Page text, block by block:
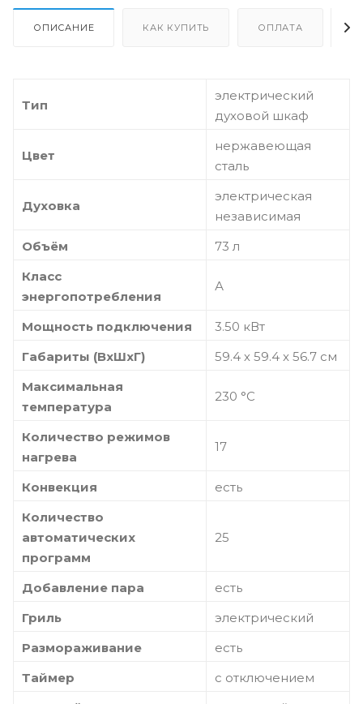
ОПИСАНИЕ КАК КУПИТЬ ОПЛАТА
Тип
электрический
духовой шкаф
Цвет
нержавеющая
сталь
Духовка
электрическая
независимая
Объём
73 л
Класс
энергопотребления
А
Мощность подключения
3.50 кВт
Габариты (ВхШхГ)
59.4 х 59.4 x 56.7 см
Максимальная
температура
230 °С
Количество режимов
нагрева
17
Конвекция
есть
Количество
автоматических
программ
25
Добавление пара
есть
Гриль
электрический
Размораживание
есть
Таймер
с отключением